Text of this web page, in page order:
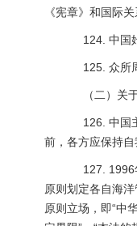
《宪章》和国际
124. 中国始
125. 众所周
（二）关于
126. 中国主
前，各方应保持
127. 1996年
原则划定各自海
原则立场，即“中